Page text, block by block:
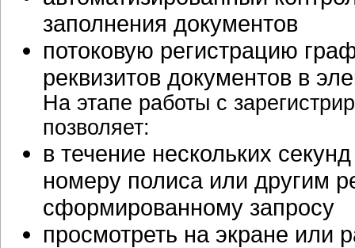
заполнения документов
потоковую регистрацию
реквизитов документов в
На этапе работы с
позволяет:
в течение нескольких
номеру полиса или другим
сформированному запросу
просмотреть на экране или